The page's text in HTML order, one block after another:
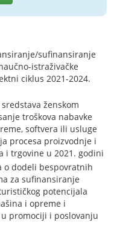
sufinansiranje
istraživačke
ciklus 2021-2024.
ženskom
troškova nabavke
softvera ili usluge
procesa proizvodnje i
i trgovine u 2021. godini
o dodeli bespovratnih
za sufinansiranje
potencijala
i opreme i
promociji i poslovanju